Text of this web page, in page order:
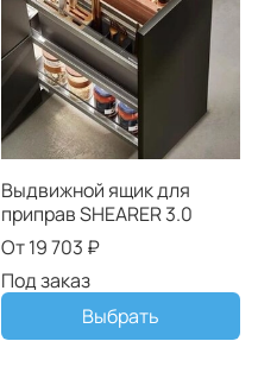
Выдвижной ящик для
приправ SHEARER 3.0
От19 703 ₽
Под заказ
Выбрать